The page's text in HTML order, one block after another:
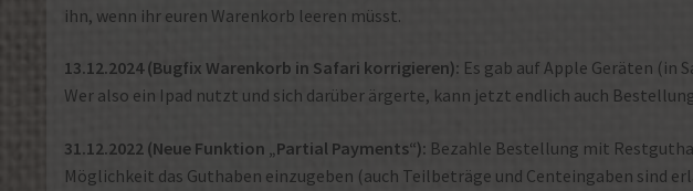
ihn, wenn ihr euren Warenkorb leeren müsst.
13.12.2024 (Bugfix Warenkorb in Safari korrigieren): Es gab auf Apple Geräten (in
Wer also ein Ipad nutzt und sich darüber ärgerte, kann jetzt endlich auch
31.12.2022 (Neue Funktion „Partial Payments“): Bezahle Bestellung mit
Möglichkeit das Guthaben einzugeben (auch Teilbeträge und Centeingaben sind